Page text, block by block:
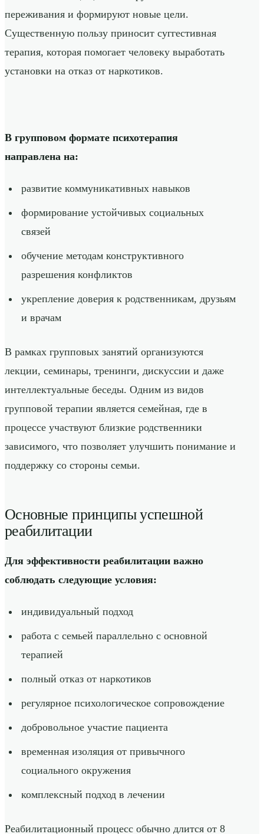
переживания и формируют новые цели.
Существенную пользу приносит суггестивная
терапия, которая помогает человеку выработать
установки на отказ от наркотиков.
В групповом формате психотерапия
направлена на:
развитие коммуникативных навыков
формирование устойчивых социальных
связей
обучение методам конструктивного
разрешения конфликтов
укрепление доверия к родственникам, друзьям
и врачам
В рамках групповых занятий организуются
лекции, семинары, тренинги, дискуссии и даже
интеллектуальные беседы. Одним из видов
групповой терапии является семейная, где в
процессе участвуют близкие родственники
зависимого, что позволяет улучшить понимание и
поддержку со стороны семьи.
Основные принципы успешной
реабилитации
Для эффективности реабилитации важно
соблюдать следующие условия:
индивидуальный подход
работа с семьей параллельно с основной
терапией
полный отказ от наркотиков
регулярное психологическое сопровождение
добровольное участие пациента
временная изоляция от привычного
социального окружения
комплексный подход в лечении
Реабилитационный процесс обычно длится от 8